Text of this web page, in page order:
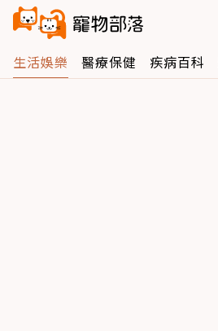
生活娛樂 醫療保健 疾病百科